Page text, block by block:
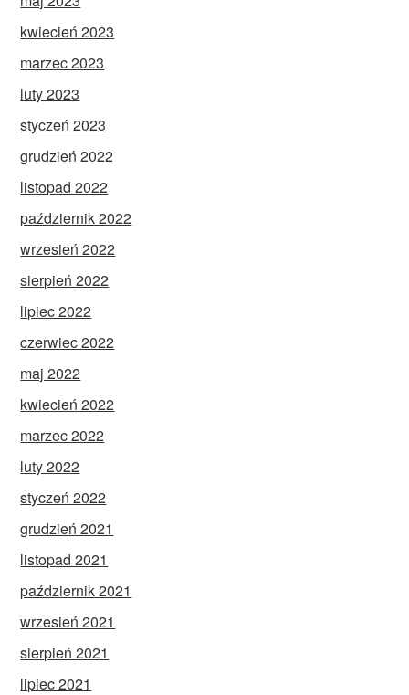
kwiecień 2023
marzec 2023
luty 2023
styczeń 2023
grudzień 2022
listopad 2022
październik 2022
wrzesień 2022
sierpień 2022
lipiec 2022
czerwiec 2022
maj 2022
kwiecień 2022
marzec 2022
luty 2022
styczeń 2022
grudzień 2021
listopad 2021
październik 2021
wrzesień 2021
sierpień 2021
lipiec 2021